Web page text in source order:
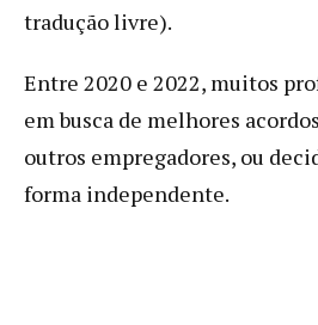
tradução livre).
Entre 2020 e 2022, muitos
em busca de melhores
outros empregadores, ou
forma independente.